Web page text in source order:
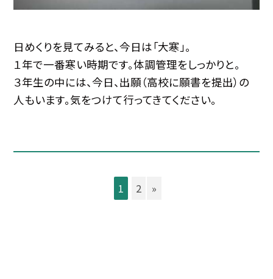
日めくりを見てみると、今日は「大寒」。
１年で一番寒い時期です。体調管理をしっかりと。
３年生の中には、今日、出願（高校に願書を提出）の
人もいます。気をつけて行ってきてください。
1 2 »